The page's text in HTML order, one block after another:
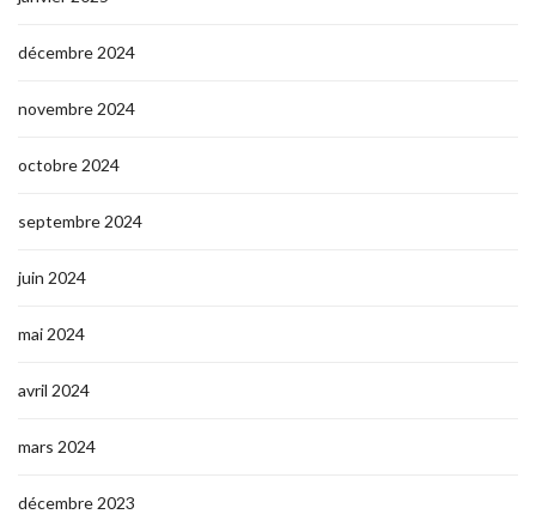
décembre 2024
novembre 2024
octobre 2024
septembre 2024
juin 2024
mai 2024
avril 2024
mars 2024
décembre 2023